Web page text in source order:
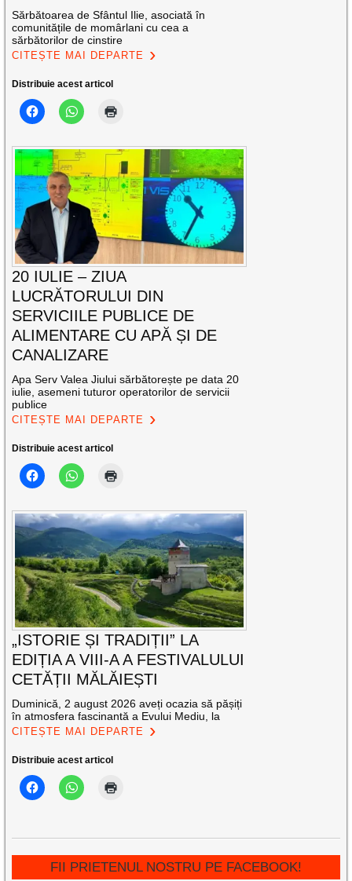
Sărbătoarea de Sfântul Ilie, asociată în
comunitățile de momârlani cu cea a
sărbătorilor de cinstire
CITEȘTE MAI DEPARTE
Distribuie acest articol
20 IULIE – ZIUA
LUCRĂTORULUI DIN
SERVICIILE PUBLICE DE
ALIMENTARE CU APĂ ȘI DE
CANALIZARE
Apa Serv Valea Jiului sărbătorește pe data 20
iulie, asemeni tuturor operatorilor de servicii
publice
CITEȘTE MAI DEPARTE
Distribuie acest articol
„ISTORIE ȘI TRADIȚII” LA
EDIȚIA A VIII-A A FESTIVALULUI
CETĂȚII MĂLĂIEȘTI
Duminică, 2 august 2026 aveți ocazia să pășiți
în atmosfera fascinantă a Evului Mediu, la
CITEȘTE MAI DEPARTE
Distribuie acest articol
FII PRIETENUL NOSTRU PE FACEBOOK!